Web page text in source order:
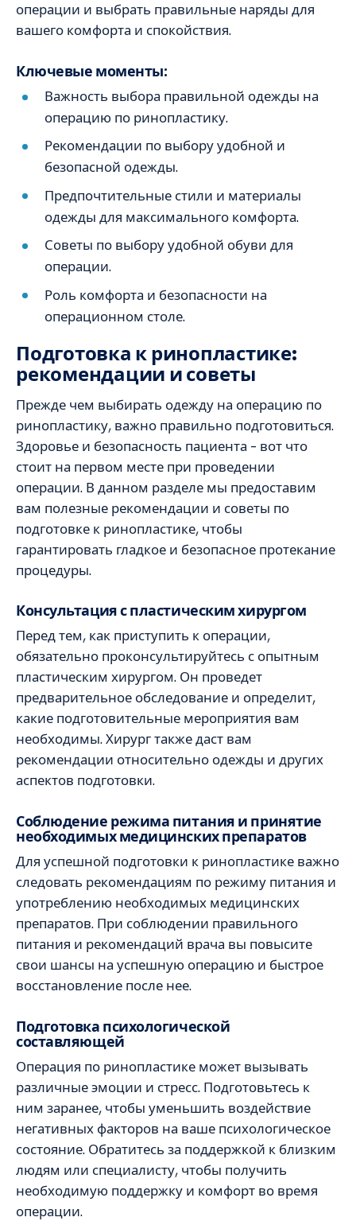
операции и выбрать правильные наряды для
вашего комфорта и спокойствия.
Ключевые моменты:
Важность выбора правильной одежды на
операцию по ринопластику.
Рекомендации по выбору удобной и
безопасной одежды.
Предпочтительные стили и материалы
одежды для максимального комфорта.
Советы по выбору удобной обуви для
операции.
Роль комфорта и безопасности на
операционном столе.
Подготовка к ринопластике:
рекомендации и советы
Прежде чем выбирать одежду на операцию по
ринопластику, важно правильно подготовиться.
Здоровье и безопасность пациента – вот что
стоит на первом месте при проведении
операции. В данном разделе мы предоставим
вам полезные рекомендации и советы по
подготовке к ринопластике, чтобы
гарантировать гладкое и безопасное протекание
процедуры.
Консультация с пластическим хирургом
Перед тем, как приступить к операции,
обязательно проконсультируйтесь с опытным
пластическим хирургом. Он проведет
предварительное обследование и определит,
какие подготовительные мероприятия вам
необходимы. Хирург также даст вам
рекомендации относительно одежды и других
аспектов подготовки.
Соблюдение режима питания и принятие
необходимых медицинских препаратов
Для успешной подготовки к ринопластике важно
следовать рекомендациям по режиму питания и
употреблению необходимых медицинских
препаратов. При соблюдении правильного
питания и рекомендаций врача вы повысите
свои шансы на успешную операцию и быстрое
восстановление после нее.
Подготовка психологической
составляющей
Операция по ринопластике может вызывать
различные эмоции и стресс. Подготовьтесь к
ним заранее, чтобы уменьшить воздействие
негативных факторов на ваше психологическое
состояние. Обратитесь за поддержкой к близким
людям или специалисту, чтобы получить
необходимую поддержку и комфорт во время
операции.